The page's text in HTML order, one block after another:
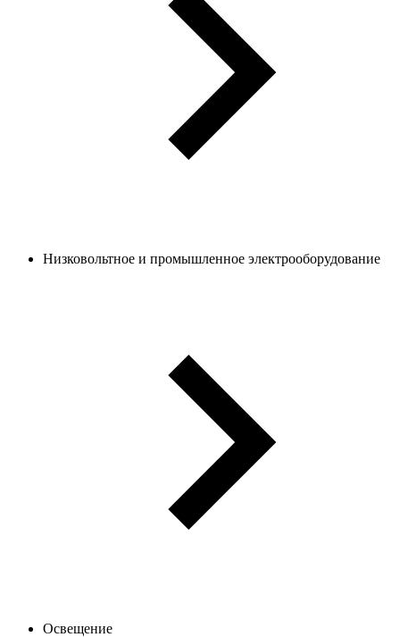
Низковольтное и промышленное электрооборудование
Освещение